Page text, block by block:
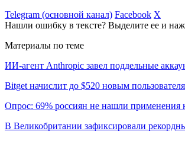
Telegram (основной канал) Facebook X
Нашли ошибку в тексте? Выделите ее и
Материалы по теме
ИИ-агент Anthropic завел поддельные
Bitget начислит до $520 новым
Опрос: 69% россиян не нашли применения
В Великобритании зафиксировали